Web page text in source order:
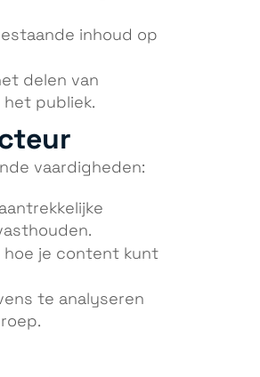
inhoud op
delen van
publiek.
vaardigheden:
hoe je content kunt
te analyseren